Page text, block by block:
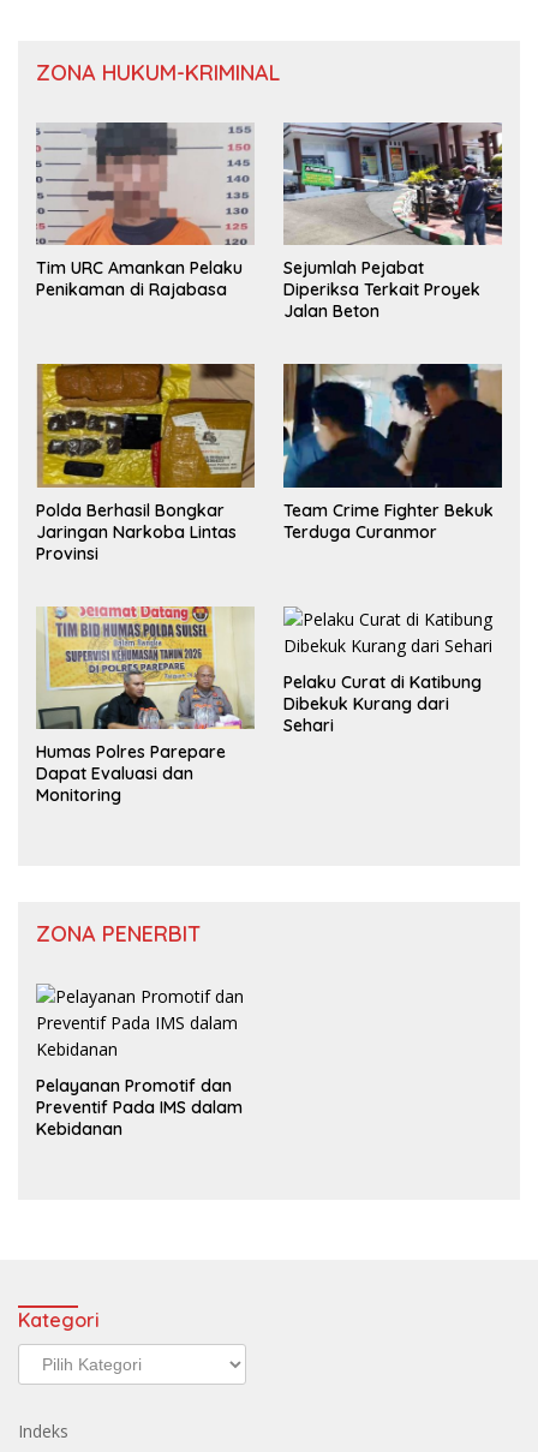
ZONA HUKUM-KRIMINAL
Tim URC Amankan Pelaku
Penikaman di Rajabasa
Sejumlah Pejabat
Diperiksa Terkait Proyek
Jalan Beton
Polda Berhasil Bongkar
Jaringan Narkoba Lintas
Provinsi
Team Crime Fighter Bekuk
Terduga Curanmor
Humas Polres Parepare
Dapat Evaluasi dan
Monitoring
Pelaku Curat di Katibung
Dibekuk Kurang dari
Sehari
ZONA PENERBIT
Pelayanan Promotif dan
Preventif Pada IMS dalam
Kebidanan
Kategori
Kategori
Indeks